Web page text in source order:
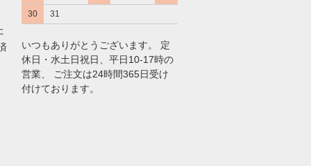
30
31
いつもありがとうございます。 定
休日・水土日祝日、平日10-17時の
営業、 ご注文は24時間365日受け
付けております。